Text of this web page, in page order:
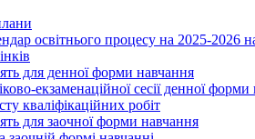
освітнього процесу на 2025-2026
для денної форми навчання
екзаменаційної сесії денної
кваліфікаційних робіт
для заочної форми навчання